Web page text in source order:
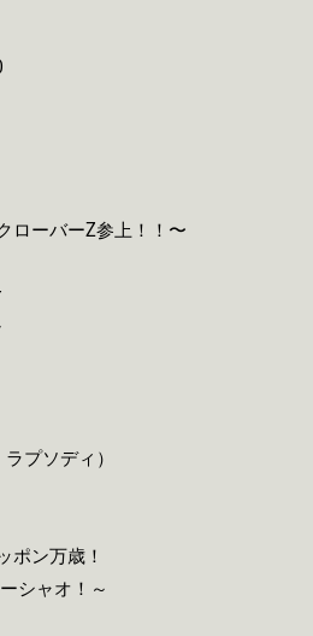
ーバーZ参上！！〜
プソディ）
ポン万歳！
シャオ！～